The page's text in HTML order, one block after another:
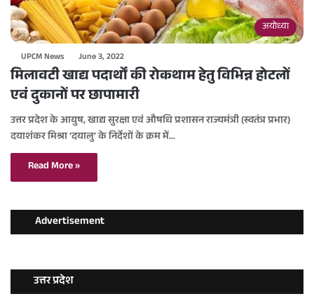
अयोध्या
UPCM News June 3, 2022
मिलावटी खाद्य पदार्थों की रोकथाम हेतु विभिन्न होटलों
एवं दुकानों पर छापामारी
उत्तर प्रदेश के आयुष, खाद्य सुरक्षा एवं औषधि प्रशासन राज्यमंत्री (स्वतंत्र प्रभार)
दयाशंकर मिश्रा ‘दयालु’ के निर्देशों के क्रम में…
Read More »
Advertisement
उत्तर प्रदेश